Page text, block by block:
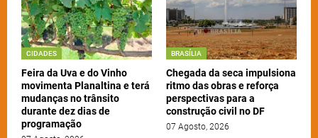
CIDADES
Feira da Uva e do Vinho
movimenta Planaltina e terá
mudanças no trânsito
durante dez dias de
programação
BRASÍLIA
Chegada da seca impulsiona
ritmo das obras e reforça
perspectivas para a
construção civil no DF
07 Agosto, 2026